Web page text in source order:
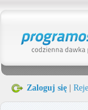
Zaloguj się